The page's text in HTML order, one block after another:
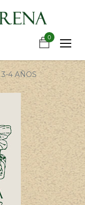
0
0
4 AÑOS